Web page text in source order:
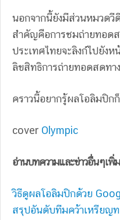
นอกจากนี้ยังมีส่วนหมวดวี
สำคัญคือการชมถ่ายทอด
ประเทศไทยจะลิงก์ไปยังห
ลิขสิทธิการถ่ายทอดสดทา
คราวนี้อยากรู้ผลโอลิมปิ
cover Olympic
อ่านบทความและข่าวอื่นๆเพิ่
วิธีดูผลโอลิมปิกด้วย
สรุปอันดับทีมคว้าเหรียญ